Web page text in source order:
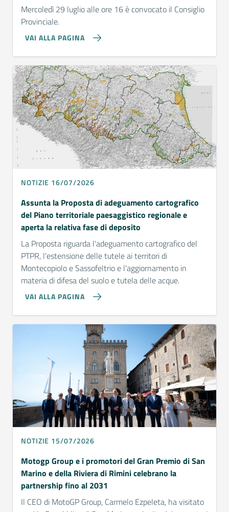
Mercoledì 29 luglio alle ore 16 è convocato il Consiglio
Provinciale.
VAI ALLA PAGINA
NOTIZIE 16/07/2026
Assunta la Proposta di adeguamento cartografico
del Piano territoriale paesaggistico regionale e
aperta la relativa fase di deposito
La Proposta riguarda l'adeguamento cartografico del
PTPR, l'estensione delle tutele ai territori di
Montecopiolo e Sassofeltrio e l'aggiornamento in
materia di difesa del suolo e tutela delle acque.
VAI ALLA PAGINA
NOTIZIE 15/07/2026
Motogp Group e i promotori del Gran Premio di San
Marino e della Riviera di Rimini celebrano la
partnership fino al 2031
Il CEO di MotoGP Group, Carmelo Ezpeleta, ha visitato